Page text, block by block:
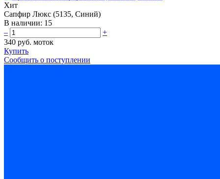
Хит
Сапфир Люкс (5135, Синий)
В наличии: 15
–
+
340 руб. моток
Купить
Сообщить о поступлении